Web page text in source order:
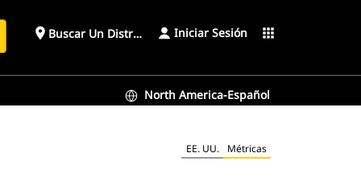
place Buscar Un Distribuidor Iniciar Sesión apps
North America-Español
EE. UU. Métricas